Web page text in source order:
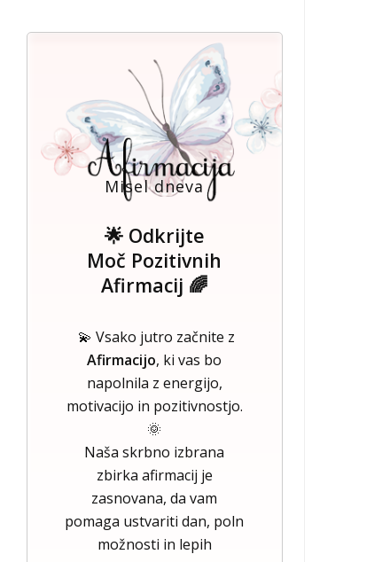
Misel dneva
🌟 Odkrijte
Moč Pozitivnih
Afirmacij 🌈
💫 Vsako jutro začnite z
Afirmacijo, ki vas bo
napolnila z energijo,
motivacijo in pozitivnostjo.
🌞
Naša skrbno izbrana
zbirka afirmacij je
zasnovana, da vam
pomaga ustvariti dan, poln
možnosti in lepih